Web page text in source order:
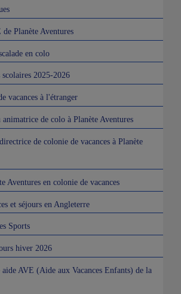
Planète Aventures
en colo
scolaires 2025-2026
vacances à l'étranger
de colo à Planète Aventures
de colonie de vacances à Planète
Aventures en colonie de vacances
et séjours en Angleterre
Sports
hiver 2026
AVE (Aide aux Vacances Enfants) de la